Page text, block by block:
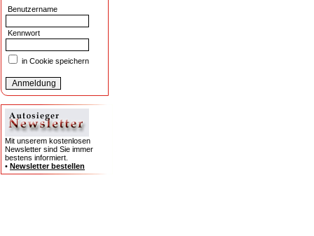
Benutzername
Kennwort
in Cookie speichern
Mit unserem kostenlosen
Newsletter sind Sie immer
bestens informiert.
• Newsletter bestellen